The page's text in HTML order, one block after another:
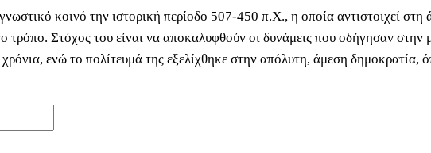
κοινό την ιστορική περίοδο 507-450 π.Χ., η οποία αντιστοιχεί στη
τρόπο. Στόχος του είναι να αποκαλυφθούν οι δυνάμεις που οδήγησαν
ενώ το πολίτευμά της εξελίχθηκε στην απόλυτη, άμεση δημοκρατία,